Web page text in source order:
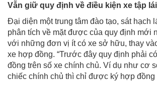
Vẫn giữ quy định về điều kiện xe tập lái
Đại diện một trung tâm đào tạo, sát hạch
phân tích về mặt được của quy định mới
với những đơn vị ít có xe sở hữu, thay
xe hợp đồng. “Trước đây quy định phải
đồng trên số xe chính chủ. Ví dụ như cơ
chiếc chính chủ thì chỉ được ký hợp đồng